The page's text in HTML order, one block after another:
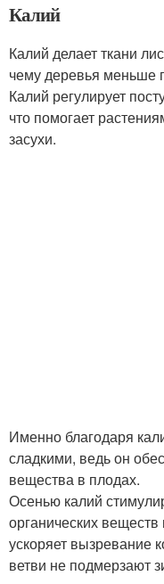
Калий
Калий делает ткани
чему деревья меньше
Калий регулирует
что помогает
засухи.
Именно благодаря
сладкими, ведь он
вещества в плодах.
Осенью калий
органических веществ
ускоряет вызревание
ветви не подмерзают